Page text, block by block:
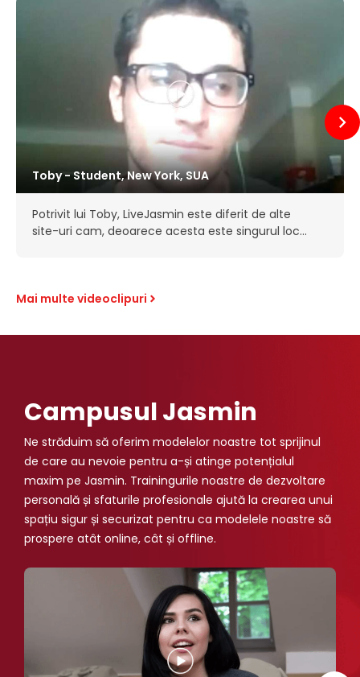
Toby - Student, New York, SUA
Potrivit lui Toby, LiveJasmin este diferit de alte
site-uri cam, deoarece acesta este singurul loc
Mai multe videoclipuri
Campusul Jasmin
Ne străduim să oferim modelelor noastre tot sprijinul
de care au nevoie pentru a-și atinge potențialul
maxim pe Jasmin. Trainingurile noastre de dezvoltare
personală și sfaturile profesionale ajută la crearea unui
spațiu sigur și securizat pentru ca modelele noastre să
prospere atât online, cât și offline.